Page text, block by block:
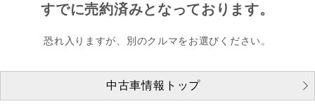
すでに売約済みとなっております。
恐れ入りますが、別のクルマをお選びください。
中古車情報トップ